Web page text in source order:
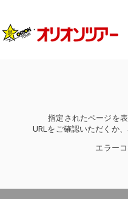
指定されたページを
URLをご確認いただくか
エラー